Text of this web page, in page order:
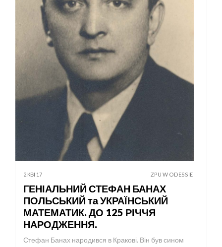
2 КВІ 17 ZPU W ODESSIE
ГЕНІАЛЬНИЙ СТЕФАН БАНАХ
ПОЛЬСЬКИЙ та УКРАЇНСЬКИЙ
МАТЕМАТИК. ДО 125 РІЧЧЯ
НАРОДЖЕННЯ.
Стефан Банах народився в Кракові. Він був сином